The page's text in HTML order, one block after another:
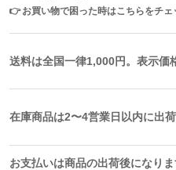
👉お買い物で困った時はこちらをチェ
送料は全国一律1,000円。表示価
在庫商品は2〜4営業日以内に出荷
お支払いは商品の出荷後になり